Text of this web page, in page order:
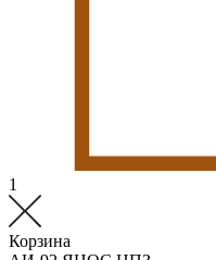
1
Корзина